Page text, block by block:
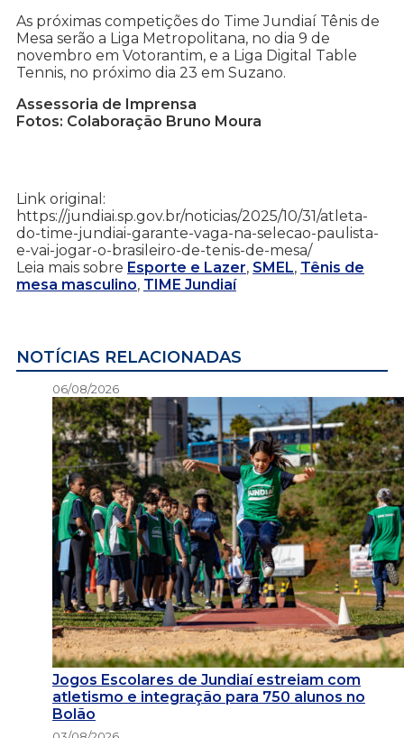
As próximas competições do Time Jundiaí Tênis de
Mesa serão a Liga Metropolitana, no dia 9 de
novembro em Votorantim, e a Liga Digital Table
Tennis, no próximo dia 23 em Suzano.
Assessoria de Imprensa
Fotos: Colaboração Bruno Moura
Link original:
https://jundiai.sp.gov.br/noticias/2025/10/31/atleta-
do-time-jundiai-garante-vaga-na-selecao-paulista-
e-vai-jogar-o-brasileiro-de-tenis-de-mesa/
Leia mais sobre Esporte e Lazer, SMEL, Tênis de
mesa masculino, TIME Jundiaí
NOTÍCIAS RELACIONADAS
06/08/2026
Jogos Escolares de Jundiaí estreiam com
atletismo e integração para 750 alunos no
Bolão